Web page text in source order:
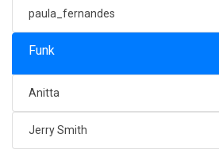
paula_fernandes
Funk
Anitta
Jerry Smith